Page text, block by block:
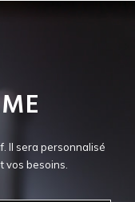
Il sera personnalisé
vos besoins.